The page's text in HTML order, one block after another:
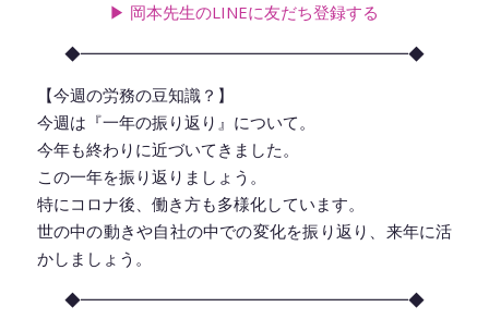
▶︎ 岡本先生のLINEに友だち登録する
◆━━━━━━━━━━━━━━━━━━━━◆
【今週の労務の豆知識？】
今週は『一年の振り返り』について。
今年も終わりに近づいてきました。
この一年を振り返りましょう。
特にコロナ後、働き方も多様化しています。
世の中の動きや自社の中での変化を振り返り、来年に活
かしましょう。
◆━━━━━━━━━━━━━━━━━━━━◆